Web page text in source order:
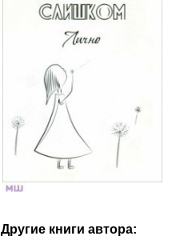
Другие книги автора: